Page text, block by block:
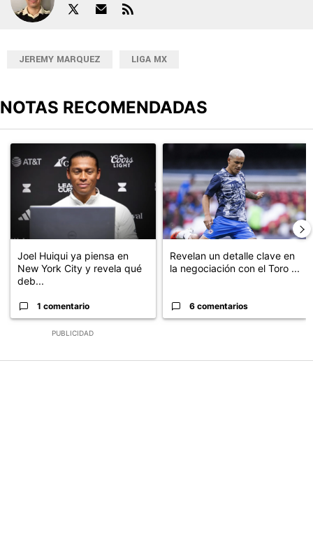
JEREMY MARQUEZ LIGA MX
NOTAS RECOMENDADAS
PUBLICIDAD
Un artículo de tendencia con el título "Joel Huiqui ya piensa en
Joel Huiqui ya piensa en
New York City y revela qué
deb...
1 comentario
Un artículo de tendencia con
Revelan un detalle clave en
la negociación con el Toro ...
6 comentarios